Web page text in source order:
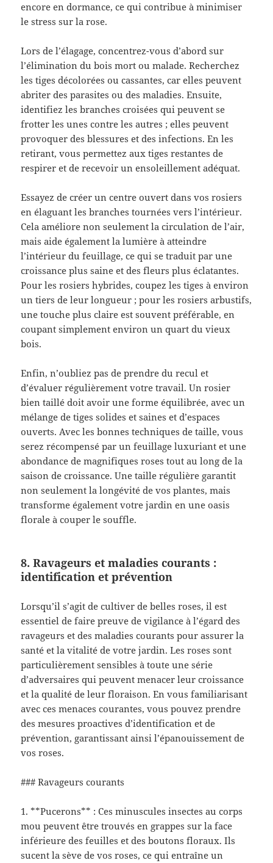
encore en dormance, ce qui contribue à minimiser
le stress sur la rose.
Lors de l’élagage, concentrez-vous d’abord sur
l’élimination du bois mort ou malade. Recherchez
les tiges décolorées ou cassantes, car elles peuvent
abriter des parasites ou des maladies. Ensuite,
identifiez les branches croisées qui peuvent se
frotter les unes contre les autres ; elles peuvent
provoquer des blessures et des infections. En les
retirant, vous permettez aux tiges restantes de
respirer et de recevoir un ensoleillement adéquat.
Essayez de créer un centre ouvert dans vos rosiers
en élaguant les branches tournées vers l’intérieur.
Cela améliore non seulement la circulation de l’air,
mais aide également la lumière à atteindre
l’intérieur du feuillage, ce qui se traduit par une
croissance plus saine et des fleurs plus éclatantes.
Pour les rosiers hybrides, coupez les tiges à environ
un tiers de leur longueur ; pour les rosiers arbustifs,
une touche plus claire est souvent préférable, en
coupant simplement environ un quart du vieux
bois.
Enfin, n’oubliez pas de prendre du recul et
d’évaluer régulièrement votre travail. Un rosier
bien taillé doit avoir une forme équilibrée, avec un
mélange de tiges solides et saines et d’espaces
ouverts. Avec les bonnes techniques de taille, vous
serez récompensé par un feuillage luxuriant et une
abondance de magnifiques roses tout au long de la
saison de croissance. Une taille régulière garantit
non seulement la longévité de vos plantes, mais
transforme également votre jardin en une oasis
florale à couper le souffle.
8. Ravageurs et maladies courants :
identification et prévention
Lorsqu’il s’agit de cultiver de belles roses, il est
essentiel de faire preuve de vigilance à l’égard des
ravageurs et des maladies courants pour assurer la
santé et la vitalité de votre jardin. Les roses sont
particulièrement sensibles à toute une série
d’adversaires qui peuvent menacer leur croissance
et la qualité de leur floraison. En vous familiarisant
avec ces menaces courantes, vous pouvez prendre
des mesures proactives d’identification et de
prévention, garantissant ainsi l’épanouissement de
vos roses.
### Ravageurs courants
1. **Pucerons** : Ces minuscules insectes au corps
mou peuvent être trouvés en grappes sur la face
inférieure des feuilles et des boutons floraux. Ils
sucent la sève de vos roses, ce qui entraîne un